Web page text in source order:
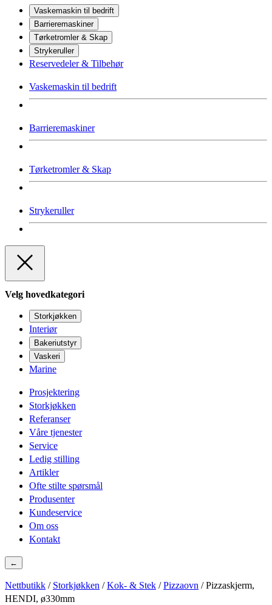
Vaskemaskin til bedrift
Barrieremaskiner
Tørketromler & Skap
Strykeruller
Reservedeler & Tilbehør
Vaskemaskin til bedrift
Barrieremaskiner
Tørketromler & Skap
Strykeruller
Velg hovedkategori
Storkjøkken
Interiør
Bakeriutstyr
Vaskeri
Marine
Prosjektering
Storkjøkken
Referanser
Våre tjenester
Service
Ledig stilling
Artikler
Ofte stilte spørsmål
Produsenter
Kundeservice
Om oss
Kontakt
←
Nettbutikk / Storkjøkken /Kok- & Stek /Pizzaovn / Pizzaskjerm,
HENDI, ø330mm